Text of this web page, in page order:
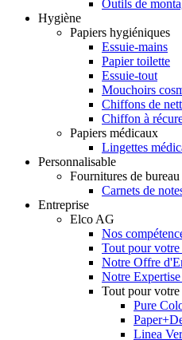
Outils de
Hygiène
Papiers hygiéniques
Essuie-mains
Papier toilette
Essuie-tout
Mouchoirs
Chiffons de
Chiffon à
Papiers médicaux
Lingettes
Personnalisable
Fournitures de bureau
Carnets de
Entreprise
Elco AG
Nos
Tout pour votre
Notre Offre
Notre Expertise
Tout pour
Pure
Linea